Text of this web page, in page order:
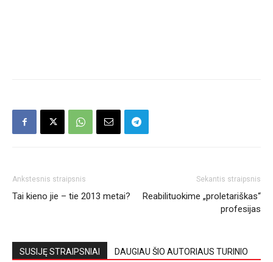
Ankstesnis straipsnis
Tai kieno jie – tie 2013 metai?
Sekantis straipsnis
Reabilituokime „proletariškas“
profesijas
SUSIJĘ STRAIPSNIAI DAUGIAU ŠIO AUTORIAUS TURINIO